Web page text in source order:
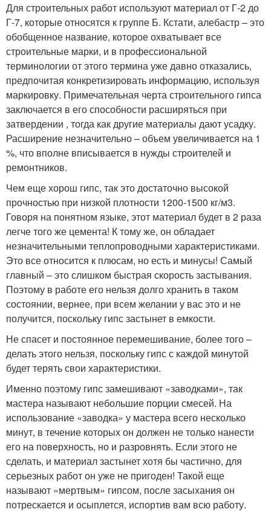
Для строительных работ используют материал от Г-2 до
Г-7, которые относятся к группе Б. Кстати, алебастр – это
обобщенное название, которое охватывает все
строительные марки, и в профессиональной
терминологии от этого термина уже давно отказались,
предпочитая конкретизировать информацию, используя
маркировку. Примечательная черта строительного гипса
заключается в его способности расширяться при
затвердении , тогда как другие материалы дают усадку.
Расширение незначительно – объем увеличивается на 1
%, что вполне вписывается в нужды строителей и
ремонтников.
Чем еще хорош гипс, так это достаточно высокой
прочностью при низкой плотности 1200-1500 кг/м3.
Говоря на понятном языке, этот материал будет в 2 раза
легче того же цемента! К тому же, он обладает
незначительными теплопроводными характеристиками.
Это все относится к плюсам, но есть и минусы! Самый
главный – это слишком быстрая скорость застывания.
Поэтому в работе его нельзя долго хранить в таком
состоянии, вернее, при всем желании у вас это и не
получится, поскольку гипс застынет в емкости.
Не спасет и постоянное перемешивание, более того –
делать этого нельзя, поскольку гипс с каждой минутой
будет терять свои характеристики.
Именно поэтому гипс замешивают «заводками», так
мастера называют небольшие порции смесей. На
использование «заводка» у мастера всего несколько
минут, в течение которых он должен не только нанести
его на поверхность, но и разровнять. Если этого не
сделать, и материал застынет хотя бы частично, для
серьезных работ он уже не пригоден! Такой еще
называют «мертвым» гипсом, после засыхания он
потрескается и осыплется, испортив вам всю работу.